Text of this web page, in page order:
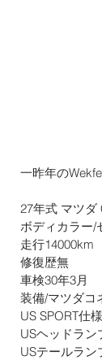
一昨年の
27年式 マツダ
ボディカラー/
走行14000km
修復歴無
車検30年3月
装備/マツダコ
US SPORT仕様
USヘッドラン
USテールラン